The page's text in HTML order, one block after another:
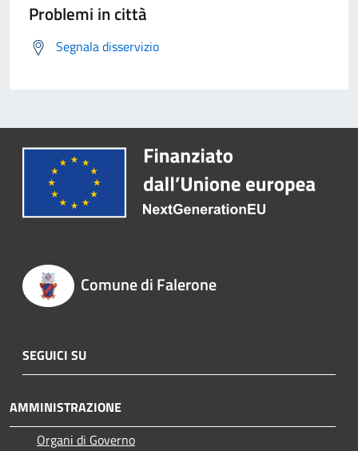
Problemi in città
Segnala disservizio
Comune di Falerone
SEGUICI SU
AMMINISTRAZIONE
Organi di Governo